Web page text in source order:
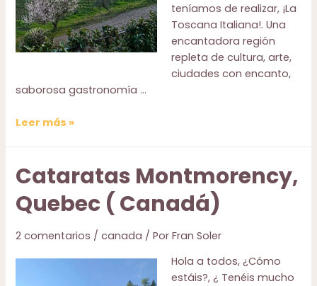
teníamos de realizar, ¡La
Toscana Italiana!. Una
encantadora región
repleta de cultura, arte,
ciudades con encanto,
saborosa gastronomía …
Viaje
Toscana
(Italia)
en
itinerario,
Leer más »
Cataratas Montmorency,
Quebec ( Canadá)
2 comentarios /canada / PorFran Soler
Hola a todos, ¿Cómo
estáis?, ¿ Tenéis mucho